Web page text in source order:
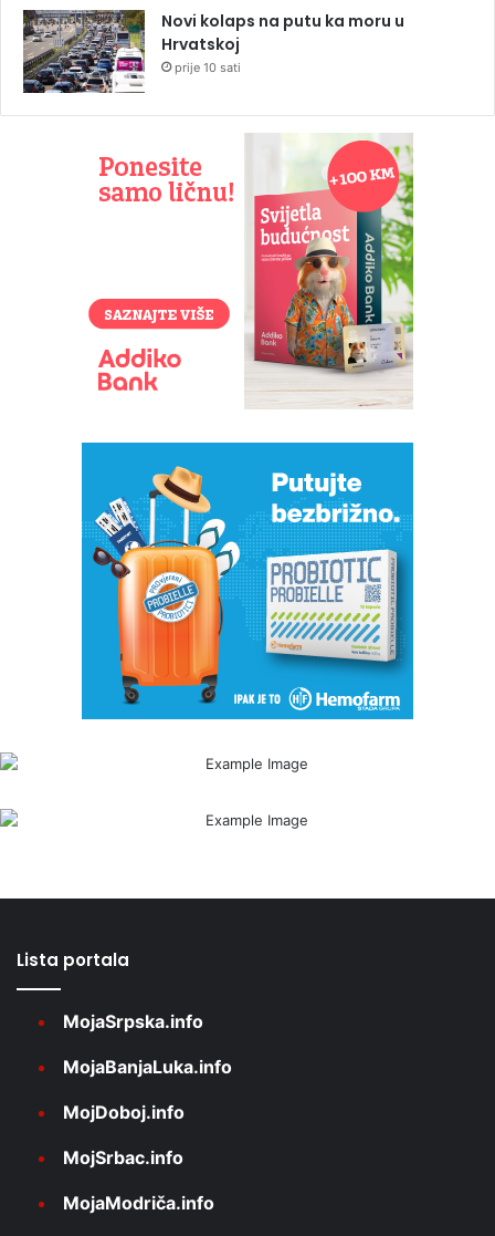
Novi kolaps na putu ka moru u
Hrvatskoj
prije 10 sati
Lista portala
MojaSrpska.info
MojaBanjaLuka.info
MojDoboj.info
MojSrbac.info
MojaModriča.info